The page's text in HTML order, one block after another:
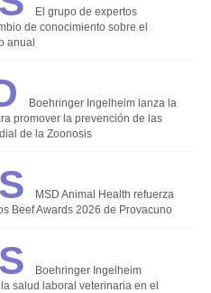
de los antibióticos
Equipos
Bienestar
El grupo de expertos
de conocimiento sobre el
anual
Boehringer Ingelheim lanza la
promover la prevención de las
de la Zoonosis
MSD Animal Health refuerza
Beef Awards 2026 de Provacuno
Boehringer Ingelheim
salud laboral veterinaria en el